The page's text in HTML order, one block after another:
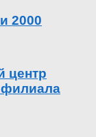
2000
центр
филиала